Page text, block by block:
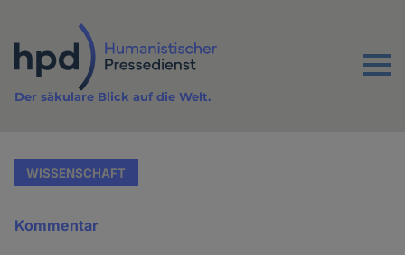
Inhalt
Menu
Der säkulare Blick auf die Welt.
WISSENSCHAFT
Kommentar